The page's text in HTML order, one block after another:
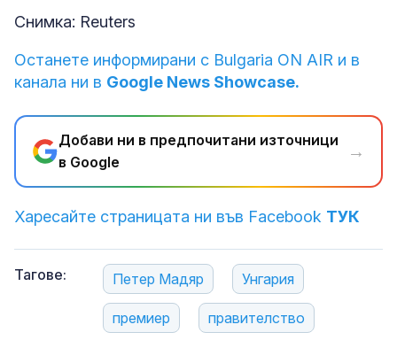
Снимка: Reuters
Останете информирани с Bulgaria ON AIR и в
канала ни в Google News Showcase.
Добави ни в предпочитани източници
в Google
→
Харесайте страницата ни във Facebook ТУК
Тагове: Петер Мадяр Унгария
премиер правителство